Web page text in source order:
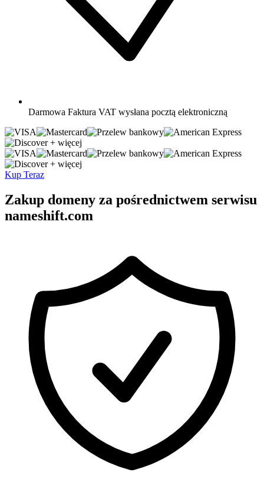
Darmowa Faktura VAT wysłana pocztą elektroniczną
+ więcej
+ więcej
Kup Teraz
Zakup domeny za pośrednictwem serwisu
nameshift.com